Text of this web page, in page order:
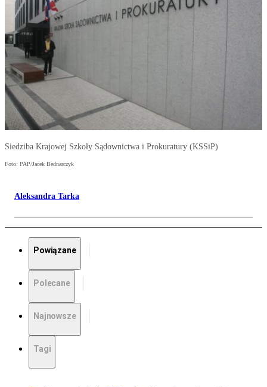
Siedziba Krajowej Szkoły Sądownictwa i Prokuratury (KSSiP)
Foto: PAP/Jacek Bednarczyk
Aleksandra Tarka
Powiązane
Polecane
Najnowsze
Tagi